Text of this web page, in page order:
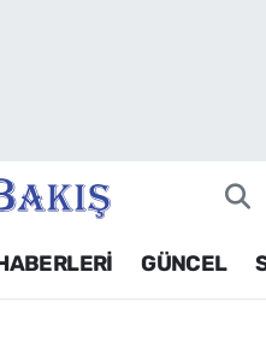
GÜNCEL